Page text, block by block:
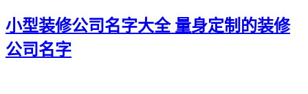
29、金辉、华新、谦域、方清、瑄笑
30、龄瀚、轮华、文德、晟甲、捷莜
小型装修公司名字大全 量身定制的装修
公司名字